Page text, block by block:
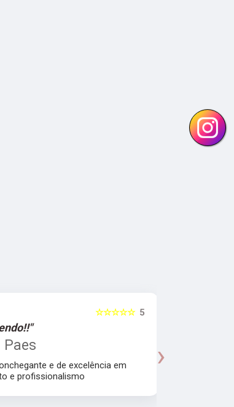
5
☆☆☆☆☆
Paes
e de excelência em
e profissionalismo
›